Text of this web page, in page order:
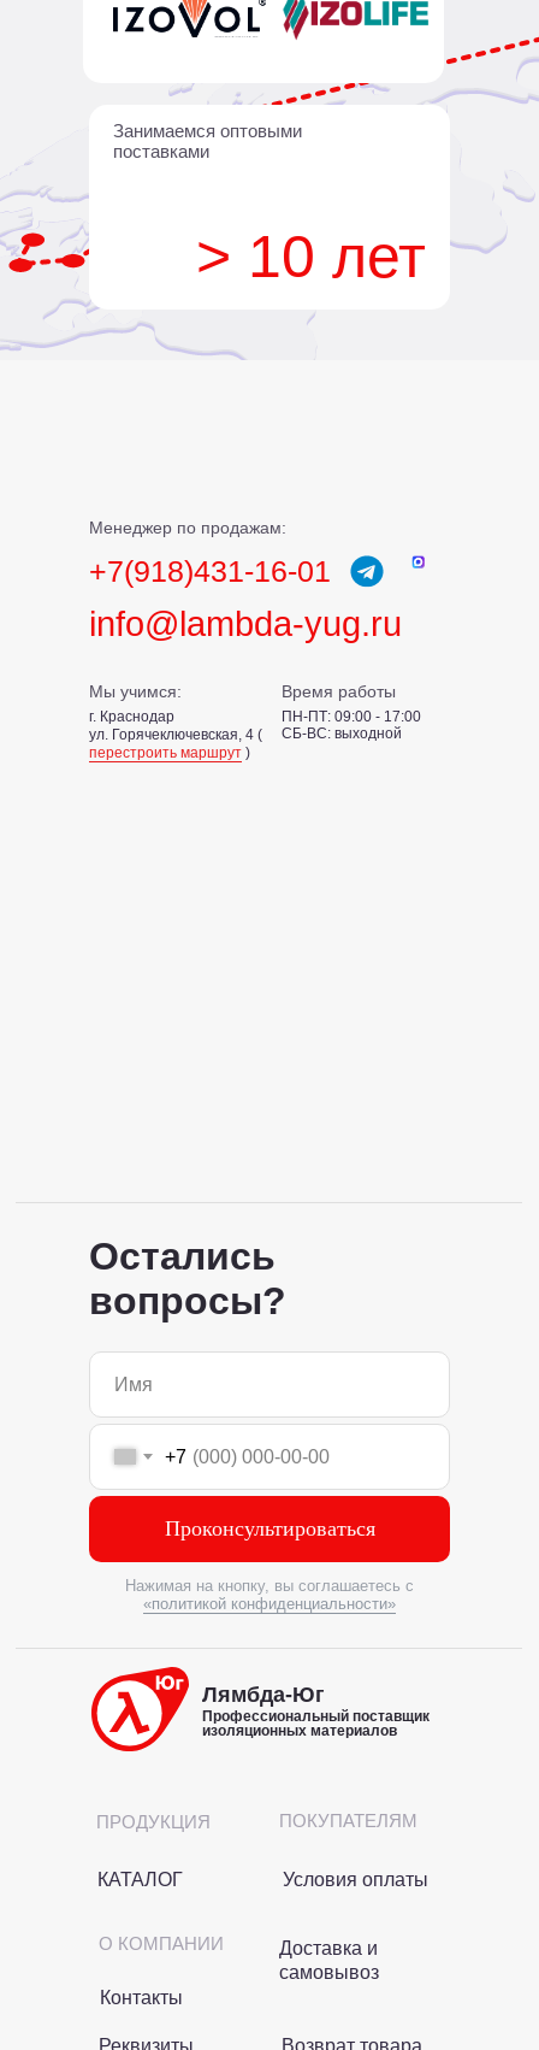
> 10 лет
Занимаемся оптовыми
поставками
Менеджер по продажам:
Мы учимся: Время работы
+7(918)431-16-01
info@lambda-yug.ru
г. Краснодар
ул. Горячеключевская, 4 (
перестроить маршрут )
ПН-ПТ: 09:00 - 17:00
СБ-ВС: выходной
Остались
вопросы?
+7
Проконсультироваться
Нажимая на кнопку, вы соглашаетесь с
«политикой конфиденциальности»
Реквизиты
Условия оплаты
ПРОДУКЦИЯ ПОКУПАТЕЛЯМ
О КОМПАНИИ
Лямбда-Юг
Профессиональный поставщик
изоляционных материалов
Доставка и
самовывоз
Возврат товара
Контакты
КАТАЛОГ